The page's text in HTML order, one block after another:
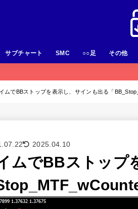
サブチャート SMC ○○足 その他
ムでBBストップを表示し、サインも出る「
2025.04.10
ムでBBストップ